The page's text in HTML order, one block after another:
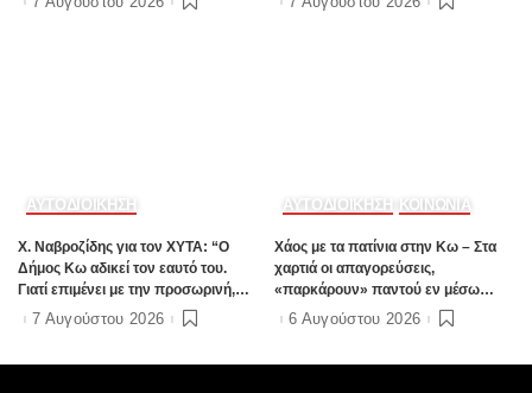
ΑΥΤΟΔΙΟΙΚΗΣΗ
Χ. Ναβροζίδης για τον ΧΥΤΑ: “Ο
Δήμος Κω αδικεί τον εαυτό του.
Γιατί επιμένει με την προσωρινή,
ενώ η οριστική λύση έχει ήδη
δρομολογηθεί;”
7 Αυγούστου 2026
ΑΥΤΟΔΙΟΙΚΗΣΗ ΚΟΙΝΩΝΙΑ
Χάος με τα πατίνια στην Κω – Στα
χαρτιά οι απαγορεύσεις,
«παρκάρουν» παντού εν μέσω
καλοκαιρινής σεζόν
6 Αυγούστου 2026